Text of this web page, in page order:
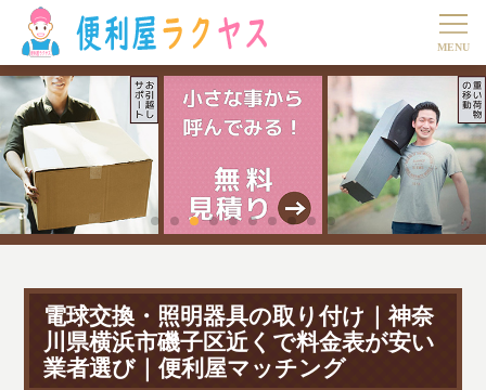
電球交換・照明器具の取り付け｜神奈
川県横浜市磯子区近くで料金表が安い
業者選び｜便利屋マッチング